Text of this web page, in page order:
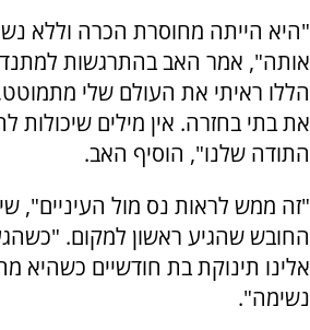
"היא הייתה מחוסרת הכרה וללא
אותה", אמר האב בהתרגשות
הללו ראיתי את העולם שלי מתמוטט,
את בתי בחזרה. אין מילים שיכולות
התודה שלנו", הוסיף האב.
"זה ממש לראות נס מול העיניים",
החובש שהגיע ראשון למקום.
אלינו תינוקת בת חודשיים כשהיא
נשימה".